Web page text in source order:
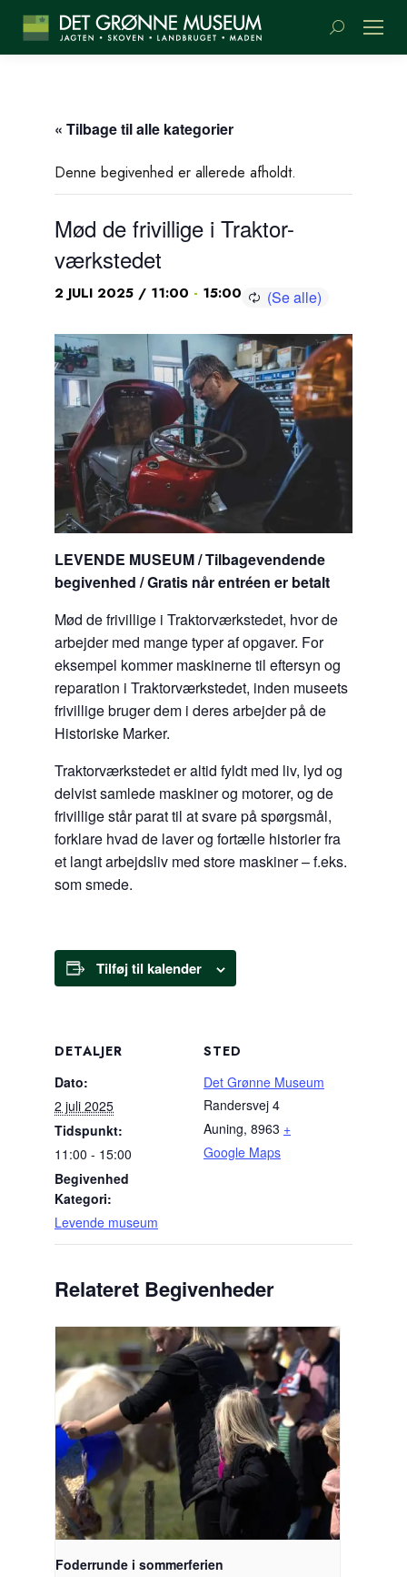
Søge:
« Tilbage til alle kategorier
Denne begivenhed er allerede afholdt.
Mød de frivillige i Traktor-
værkstedet
2 JULI 2025 / 11:00 - 15:00
LEVENDE MUSEUM / Tilbagevendende
begivenhed / Gratis når entréen er betalt
Mød de frivillige i Traktorværkstedet, hvor de
arbejder med mange typer af opgaver. For
eksempel kommer maskinerne til eftersyn og
reparation i Traktorværkstedet, inden museets
frivillige bruger dem i deres arbejder på de
Historiske Marker.
Traktorværkstedet er altid fyldt med liv, lyd og
delvist samlede maskiner og motorer, og de
frivillige står parat til at svare på spørgsmål,
forklare hvad de laver og fortælle historier fra
et langt arbejdsliv med store maskiner – f.eks.
som smede.
Tilføj til kalender
DETALJER
Dato:
2 juli 2025
Tidspunkt:
11:00 - 15:00
Begivenhed
Kategori:
Levende museum
STED
Det Grønne Museum
Randersvej 4
Auning, 8963 +
Google Maps
Relateret Begivenheder
Foderrunde i sommerferien